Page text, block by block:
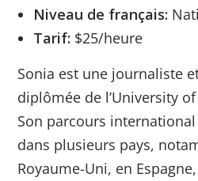
Niveau de français:
Tarif: $25/heure
Sonia est une journaliste
diplômée de l’University
Son parcours international
dans plusieurs pays,
Royaume-Uni, en